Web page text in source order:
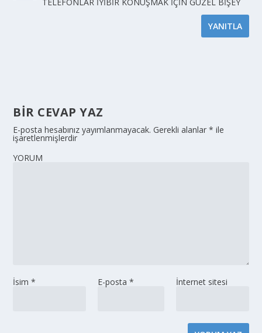
TELEFONLAR İYİBİR KONUŞMAK İÇİN GÜZEL BİŞEY
YANITLA
BIR CEVAP YAZ
E-posta hesabınız yayımlanmayacak. Gerekli alanlar* ile
işaretlenmişlerdir
YORUM
İsim* E-posta * İnternet sitesi